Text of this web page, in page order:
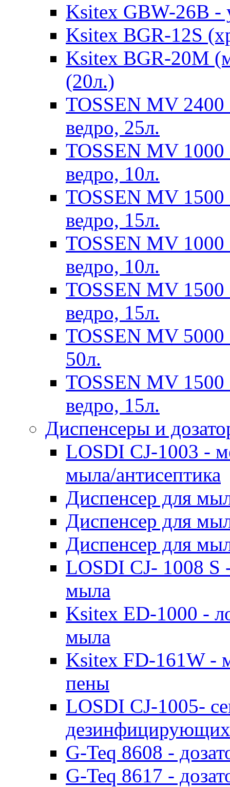
Ksitex GBW-26B -
Ksitex BGR-12S
Ksitex BGR-20M
(20л.)
TOSSEN MV 2400
ведро, 25л.
TOSSEN MV 1000
ведро, 10л.
TOSSEN MV 1500
ведро, 15л.
TOSSEN MV 1000
ведро, 10л.
TOSSEN MV 1500
ведро, 15л.
TOSSEN MV 5000
50л.
TOSSEN MV 1500
ведро, 15л.
Диспенсеры и
LOSDI CJ-1003 -
мыла/антисептика
Диспенсер для
Диспенсер для
Диспенсер для
LOSDI CJ- 1008 S
мыла
Ksitex ED-1000 -
мыла
Ksitex FD-161W -
пены
LOSDI CJ-1005-
G-Teq 8608 -
G-Teq 8617 -